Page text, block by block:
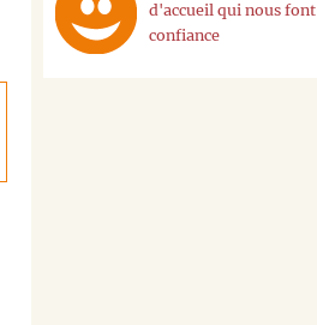
d'accueil qui nous font
confiance